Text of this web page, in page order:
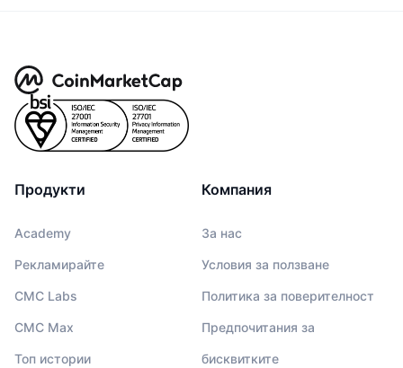
Продукти
Academy
Рекламирайте
CMC Labs
CMC Max
Топ истории
Компания
За нас
Условия за ползване
Политика за поверителност
Предпочитания за
бисквитките